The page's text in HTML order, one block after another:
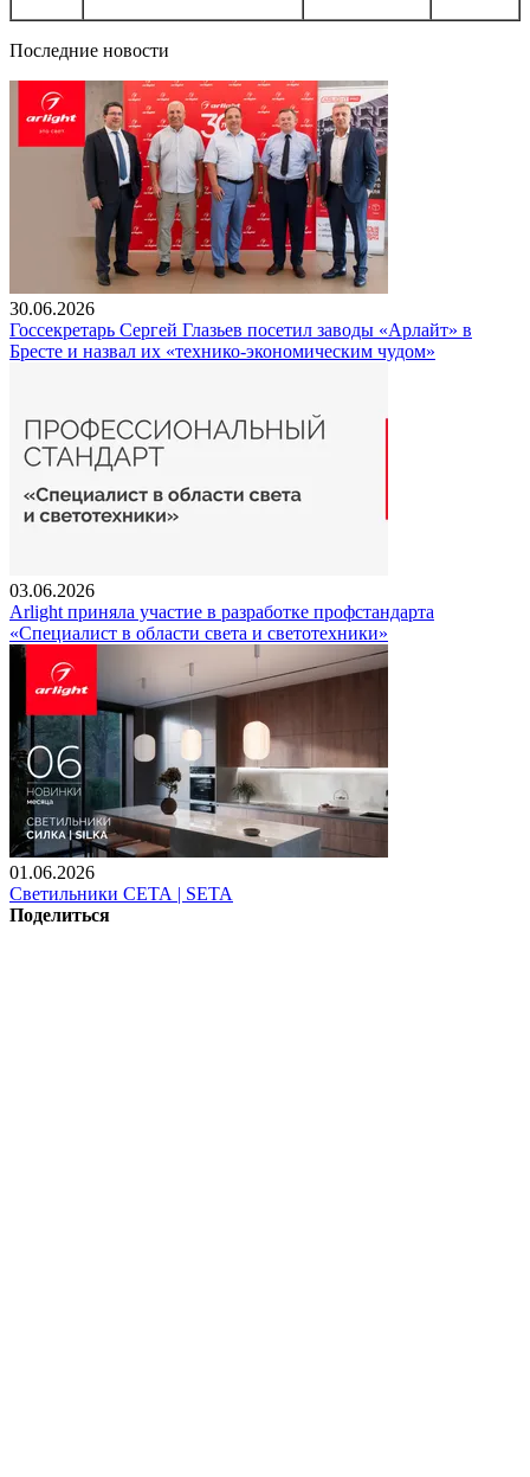
Последние новости
30.06.2026
Госсекретарь Сергей Глазьев посетил заводы «Арлайт» в
Бресте и назвал их «технико-экономическим чудом»
03.06.2026
Arlight приняла участие в разработке профстандарта
«Специалист в области света и светотехники»
01.06.2026
Светильники СЕТА | SETA
Поделиться